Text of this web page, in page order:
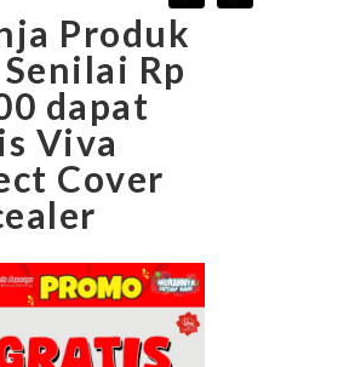
Produk
Rp
dapat
Viva
Cover